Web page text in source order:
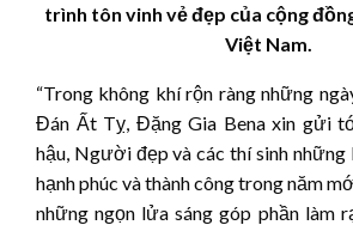
trình tôn vinh vẻ đẹp của cộng
Việt Nam.
“Trong không khí rộn ràng những
Đán Ất Tỵ, Đặng Gia Bena xin gửi
hậu, Người đẹp và các thí sinh những
hạnh phúc và thành công trong năm
những ngọn lửa sáng góp phần làm